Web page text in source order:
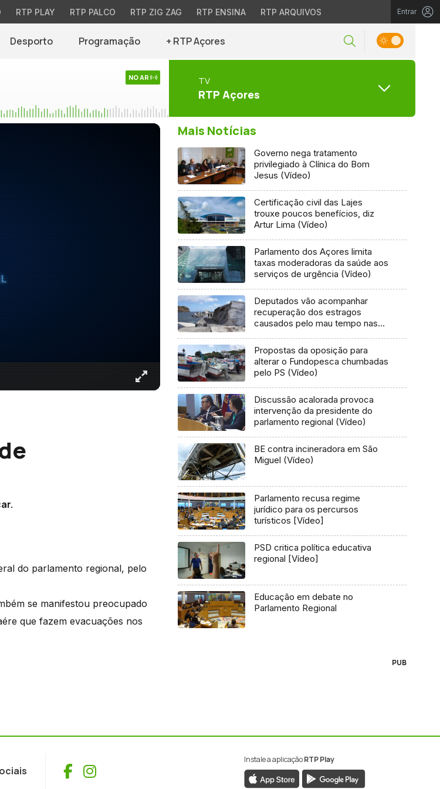
RTP PLAY RTP PALCO RTP ZIG ZAG RTP ENSINA RTP ARQUIVOS Entrar
Desporto Programação + RTP Açores
NO AR TV
RTP Açores
do parlamento regional, pelo
se manifestou preocupado
que fazem evacuações nos
Mais Notícias
Governo nega tratamento
privilegiado à Clínica do Bom
Jesus (Vídeo)
Certificação civil das Lajes
trouxe poucos benefícios, diz
Artur Lima (Vídeo)
Parlamento dos Açores limita
taxas moderadoras da saúde aos
serviços de urgência (Vídeo)
Deputados vão acompanhar
recuperação dos estragos
causados pelo mau tempo nas
Propostas da oposição para
alterar o Fundopesca chumbadas
pelo PS (Vídeo)
Discussão acalorada provoca
intervenção da presidente do
parlamento regional (Vídeo)
BE contra incineradora em São
Miguel (Vídeo)
Parlamento recusa regime
jurídico para os percursos
turísticos [Vídeo]
PSD critica política educativa
regional [Vídeo]
Educação em debate no
Parlamento Regional
PUB
Facebook
Instagram
Instale a aplicaçãoRTP Play